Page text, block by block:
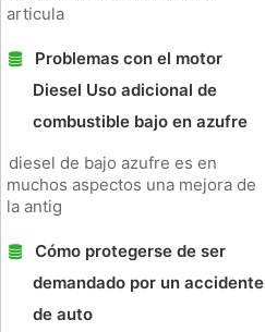
articula
Problemas con el motor
Diesel Uso adicional de
combustible bajo en azufre
diesel de bajo azufre es en
muchos aspectos una mejora de
la antig
Cómo protegerse de ser
demandado por un accidente
de auto